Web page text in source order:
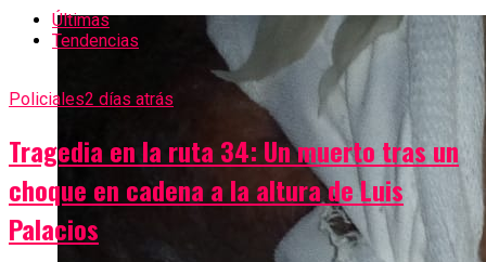
Últimas
Tendencias
Policiales2 días atrás
Tragedia en la ruta 34: Un muerto tras un
choque en cadena a la altura de Luis
Palacios